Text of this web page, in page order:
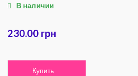
В наличии
230.00 грн
Купить